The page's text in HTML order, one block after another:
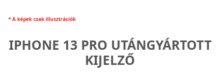
* A képek csak illusztrációk
IPHONE 13 PRO UTÁNGYÁRTOTT
KIJELZŐ